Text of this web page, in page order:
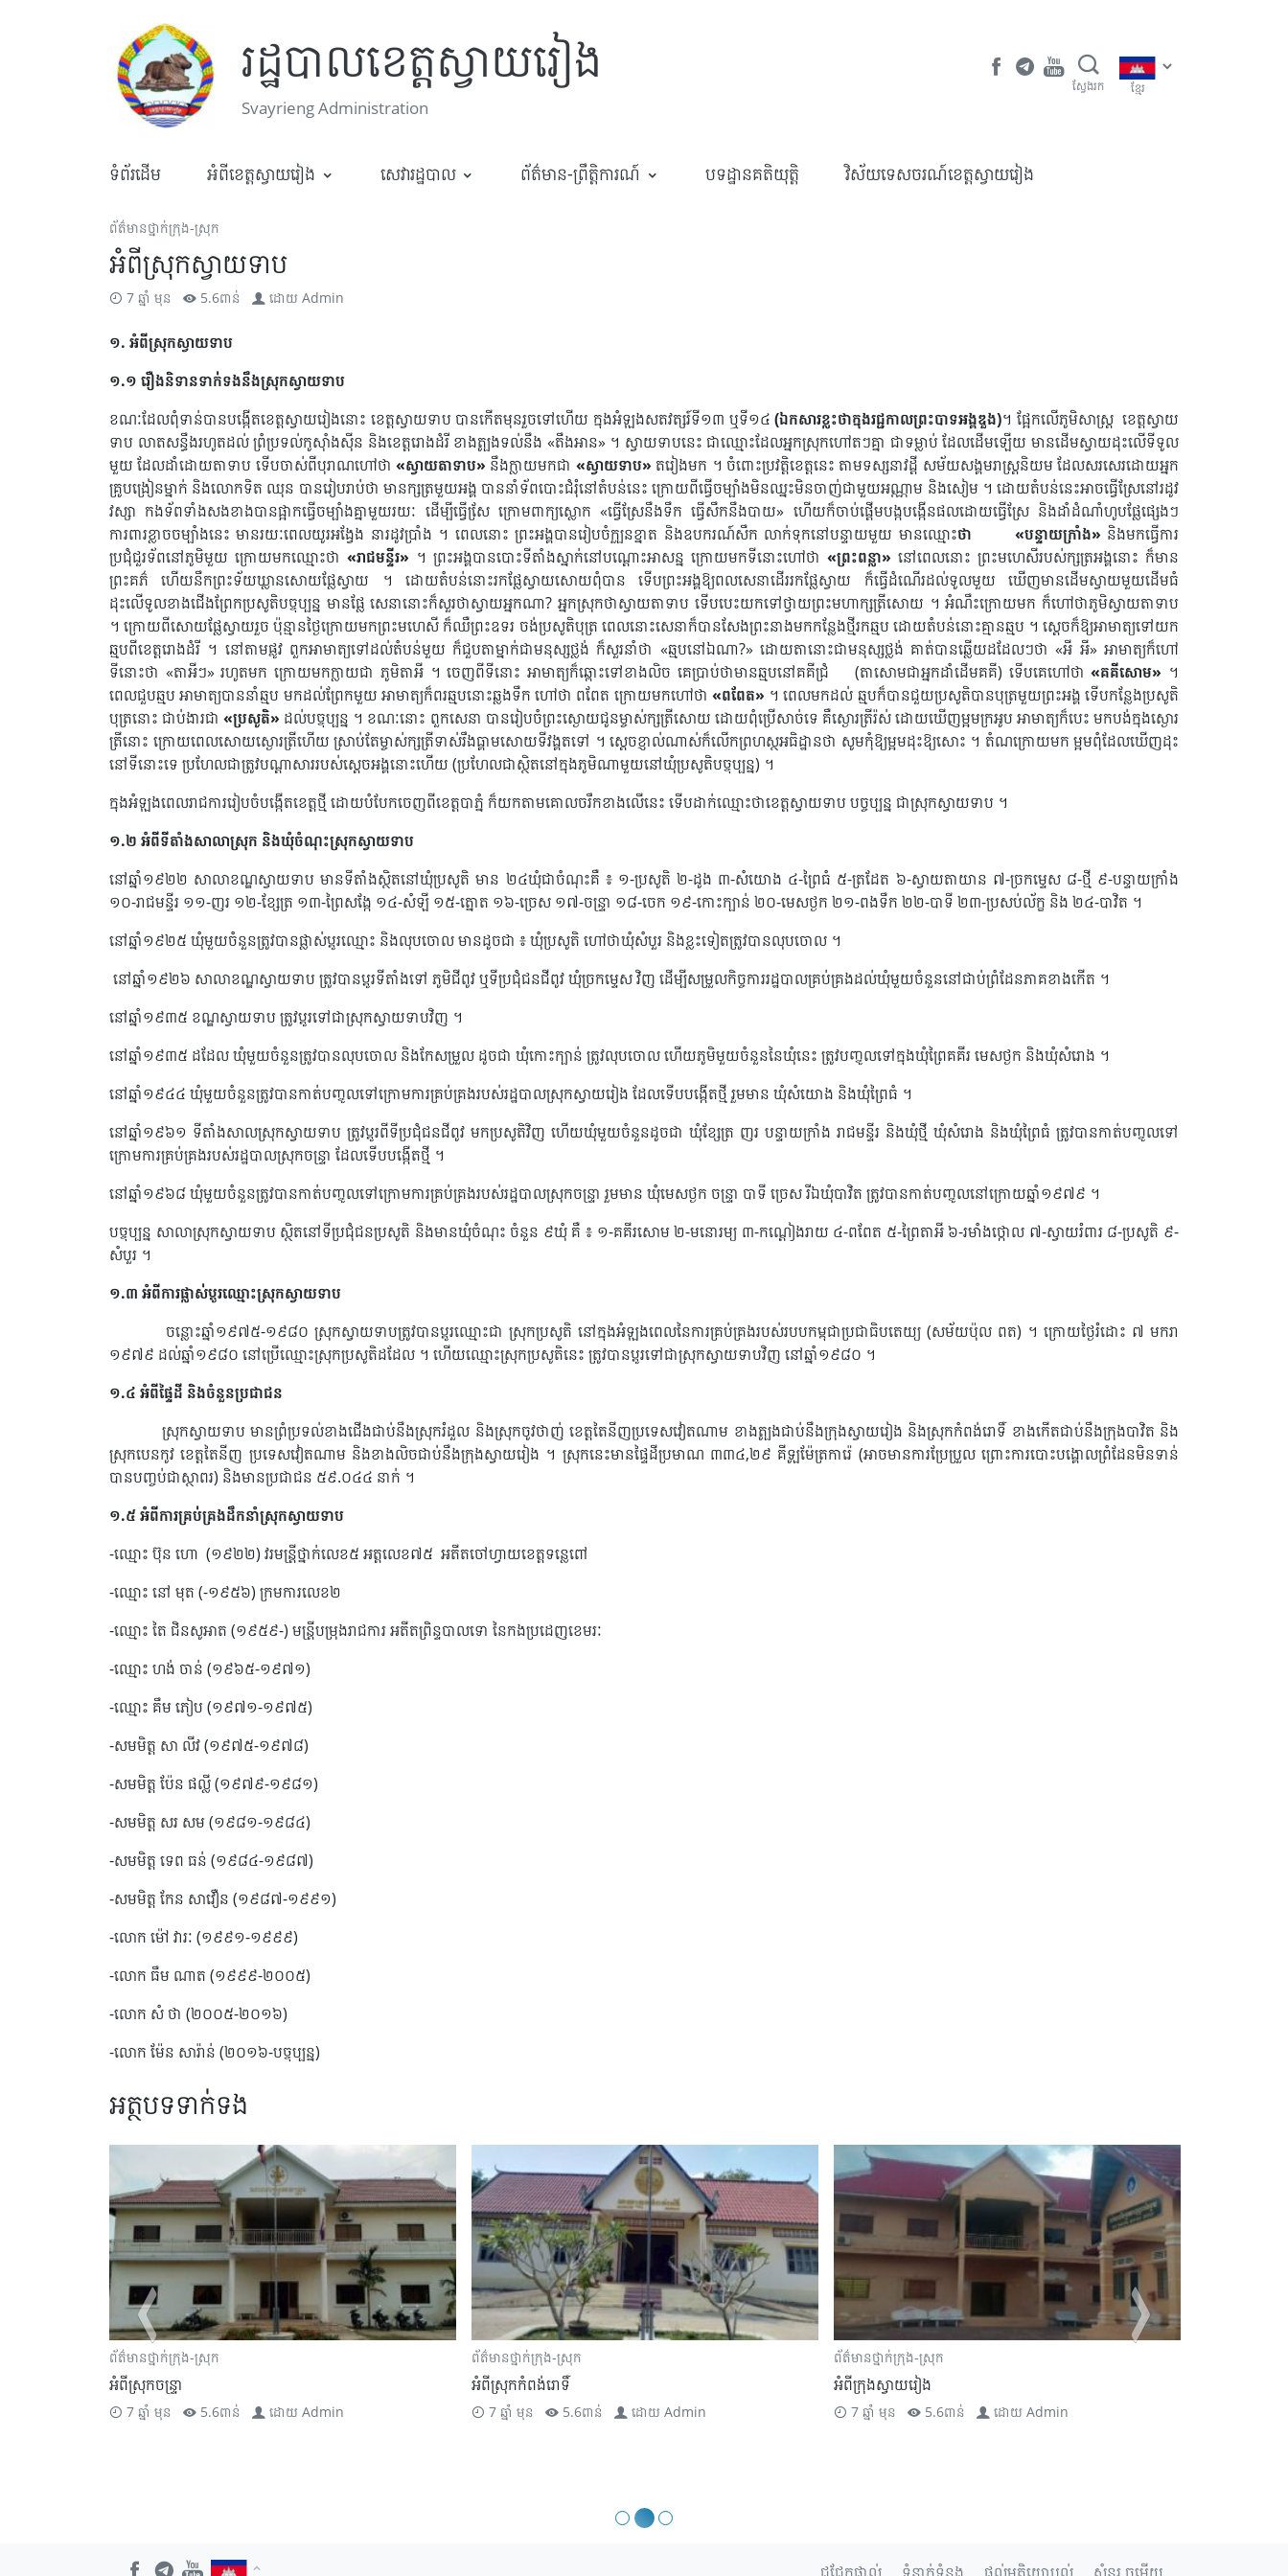
រដ្ឋបាលខេត្តស្វាយរៀង
Svayrieng Administration
ស្វែងរក ខ្មែរ
ទំព័រដើម អំពីខេត្តស្វាយរៀង សេវារដ្ឋបាល ព័ត៌មាន-ព្រឹត្តិការណ៍ បទដ្ឋានគតិយុត្តិ ​វិស័យទេសចរណ៍ខេត្តស្វាយរៀង
ព័ត៌មានថ្នាក់ក្រុង-ស្រុក
អំពីស្រុកស្វាយទាប
7 ឆ្នាំ មុន 5.6ពាន់ ដោយ Admin
១. អំពីស្រុកស្វាយទាប
១.១ រឿងនិទានទាក់ទងនឹងស្រុកស្វាយទាប
ខណៈដែលពុំទាន់បានបង្កើតខេត្ដស្វាយរៀងនោះ ខេត្ដស្វាយទាប បានកើតមុនរួចទៅហើយ ក្នុងអំឡុងសតវត្សរ៍ទី១៣ ឬទី១៤(ឯកសារខ្លះថាក្នុងរជ្ជកាលព្រះបាទអង្គឌួង)។ ផ្អែកលើភូមិសាស្រ្ដ ខេត្ដស្វាយ
ទាប លាតសន្ធឹងរហូតដល់ ព្រំប្រទល់កូស៊ាំងស៊ីន និងខេត្ដរោងដំរី ខាងត្បូងទល់នឹង «តឹងអាន» ។ ស្វាយទាបនេះ ជាឈ្មោះដែលអ្នកស្រុកហៅតៗគ្នា ជាទម្លាប់ ដែលដើមឡើយ មានដើមស្វាយដុះលើទីទូល
មួយ ដែលដាំដោយតាទាប ទើបចាស់ពីបុរាណហៅថា«ស្វាយតាទាប» នឹងក្លាយមកជា «ស្វាយទាប» តរៀងមក ។ ចំពោះប្រវត្ដិខេត្ដនេះ តាមទស្សនាវដ្ដី សម័យសង្គមរាស្រ្តនិយម ដែលសរសេរដោយអ្នក
គ្រូបង្រៀនម្នាក់ និងលោកទិត ឈុន បានរៀបរាប់ថា មានក្សត្រមួយអង្គ បាន​នាំទ័ពបោះជំរុំនៅតំបន់នេះ ក្រោយពីធ្វើចម្បាំងមិនឈ្នះមិនចាញ់ជាមួយអណ្ណាម និងសៀម ។ ដោយ​តំបន់នេះអាចធ្វើស្រែនៅរដូវ
វស្សា ​កងទ័ពទាំងសងខាងបានផ្អាកធ្វើចម្បាំងគ្នាមួយរយៈ ដើម្បីធ្វើសែ្រ ក្រោមពាក្យស្លោក «ធ្វើស្រែនឹងទឹក ធ្វើសឹកនឹងបាយ» ហើយក៏ចាប់ផ្ដើមបង្កបង្កើនផលដោយធ្វើស្រែ និងដាំដំណាំហូបផ្លែផ្សេងៗ
ការពារខ្លាចចម្បាំងនេះ មានរយៈពេលយូរអង្វែង នារដូវប្រាំង ។ ពេលនោះ ព្រះអង្គបានរៀបចំក្បួនខ្នាត និងឧបករណ៍សឹក លាក់ទុកនៅបន្ទាយមួយ មានឈ្មោះថា «បន្ទាយក្រាំង» និងមកធ្វើការ
ប្រជុំជួរទ័ពនៅភូមិមួយ ក្រោយមកឈ្មោះថា «រាជមន្ទីរ» ។ ព្រះអង្គបានបោះទីតាំងស្នាក់នៅបណ្ដោះអាសន្ន ក្រោយមកទីនោះហៅថា «ព្រះពន្លា» នៅពេលនោះ ព្រះមហេសីរបស់ក្សត្រអង្គនោះ ក៏មាន
ព្រះគភ៌ ហើយនឹកព្រះទ័យឃ្លានសោយផ្លែស្វាយ ។ ដោយតំបន់នោះរកផ្លែស្វាយសោយពុំបាន ទើបព្រះអង្គឱ្យពលសេនាដើររកផ្លែស្វាយ ក៏ធ្វើដំណើរដល់ទូលមួយ ឃើញមានដើមស្វាយមួយដើមធំ
ដុះលើទូលខាងជើងព្រែកប្រសូតិបច្ចុប្បន្ន មានផ្លែ សេនានោះក៏សួរថាស្វាយអ្នកណា? អ្នកស្រុកថា​ស្វាយតាទាប ទើបបេះយកទៅថ្វាយព្រះមហាក្សត្រីសោយ ។ អំណឹះក្រោយមក ក៏ហៅថាភូមិស្វាយ​តាទាប
។ ក្រោយពីសោយផ្លែស្វាយរួច ប៉ុន្មានថ្ងៃក្រោយមកព្រះមហេសី ក៏ឈឺព្រះឧទរ ចង់ប្រសូតិបុត្រ ពេលនោះសេនាក៏បានសែងព្រះនាងមកកន្លែងថ្មីរកឆ្មប ដោយតំបន់នោះគ្មានឆ្មប ។ ស្ដេចក៏ឱ្យអាមាត្យទៅយក
ឆ្មបពីខេត្តរោងដំរី ។ នៅតាមផ្លូវ ពួកអាមាត្យទៅដល់តំបន់មួយ ក៏ជួបតាម្នាក់ជាមនុស្សថ្លង់ ក៏សួរនាំថា «ឆ្មបនៅឯណា?» ដោយតានោះជាមនុស្សថ្លង់ គាត់បានឆ្លើយដដែលៗថា «អី អី» អាមាត្យក៏ហៅ
ទីនោះថា «តាអីៗ» រហូតមក ក្រោយមកក្លាយជា ភូមិតាអី ។ ចេញពីទីនោះ អាមាត្យក៏ឆ្ពោះទៅខាងលិច គេប្រាប់ថាមានឆ្មបនៅគគីជ្រំ (តាសោមជាអ្នកដាំដើមគគី) ទើបគេហៅថា«គគីសោម» ។
ពេលជួបឆ្មប អាមាត្យបាននាំឆ្មប មកដល់ព្រែកមួយ អាមាត្យក៏ពរឆ្មបនោះឆ្លងទឹក ហៅថា ពពែត ក្រោយមកហៅថា «ពពែត» ។ ពេលមកដល់ ឆ្មបក៏បានជួយប្រសូតិបានបុត្រមួយព្រះអង្គ ទើបកន្លែងប្រសូតិ
បុត្រនោះ ជាប់ងារជា«ប្រសូតិ» ដល់បច្ចុប្បន្ន ។ ខណៈនោះ ពួកសេនា បានរៀបចំព្រះស្ងោយជូនម្ចាស់ក្សត្រីសោយ ដោយពុំប្រើសាច់ទេ គឺស្ងោរត្រីរ៉ស់ ដោយឃើញម្អមក្រអូប អាមាត្យក៏បេះ មកបង់ក្នុងស្ងោរ
ត្រីនោះ ក្រោយពេលសោយស្ងោរត្រីហើយ ស្រាប់តែម្ចាស់ក្សត្រីទាស់រឹងធ្គាមសោយទីវង្គតទៅ ។ ស្ដេចខ្ញាល់ណាស់ក៏លើកព្រហស្ថអធិដ្ឋានថា សូមកុំឱ្យម្អមដុះឱ្យសោះ ។ តំណក្រោយមក ម្អមពុំដែលឃើញដុះ
នៅទីនោះទេ ប្រហែលជាត្រូវបណ្ដាសាររបស់ស្ដេចអង្គនោះហើយ (ប្រហែលជាស្ថិតនៅក្នុងភូមិណាមួយនៅឃុំប្រសូតិបច្ចុប្បន្ន) ។
ក្នុងអំឡុងពេលរាជការរៀបចំបង្កើតខេត្តថ្មី ដោយបំបែកចេញពីខេត្តបាភ្នំ ក៏យកតាមគោលចរឹក​ខាងលើនេះ ទើបដាក់ឈ្មោះថាខេត្តស្វាយទាប​ បច្ចប្បន្ន ជាស្រុកស្វាយទាប ។
១.២ អំពីទីតាំងសាលាស្រុក និងឃុំចំណុះស្រុកស្វាយទាប
នៅឆ្នាំ១៩២២ សាលាខណ្ឌស្វាយទាប​ មានទីតាំងស្ថិត​នៅឃុំប្រសូតិ មាន ២៤ឃុំជាចំណុះគឺ ៖ ១-ប្រសូតិ ២-ដូង ៣-សំយោង ៤-ព្រៃធំ ៥-ត្រដែត ៦-ស្វាយតាយាន ៧-ច្រកម្ទេស ៨-ថ្មី ៩-បន្ទាយក្រាំង
១០-រាជមន្ទីរ ១១-ញរ ១២-ខ្សែត្រ ១៣-ព្រៃសង្កែ ១៤-សំឡី ១៥-ត្នោត ១៦-ច្រេស ១៧-ចន្ទ្រា ១៨-ចេក ១៩-កោះក្បា​ន់ ២០-មេសថ្ងក ២១-ពងទឹក ២២-បាទី ២៣-ប្រសប់ល័ក្ខ និង ២៤-បាវិត ។
នៅឆ្នាំ១៩២៥ ឃុំមួយចំនួនត្រូវបានផ្លាស់ប្ដូរឈ្មោះ និងលុបចោល មានដូចជា ៖ ឃុំប្រសូតិ ហៅថាឃុំសំបួរ និងខ្លះទៀតត្រូវបានលុបចោល ។
នៅឆ្នាំ១៩២៦ សាលាខណ្ឌស្វាយទាប ត្រូវបានប្ដូរ​ទីតាំងទៅ ភូមិជីពូវ ឬទីប្រជុំជនជីពូវ ឃុំច្រកម្ទេស វិញ ដើម្បីសម្រួលកិច្ចការរដ្ឋបាលគ្រប់គ្រងដល់ឃុំមួយចំនួននៅជាប់ព្រំដែនភាគខាងកើត ។
នៅឆ្នាំ១៩៣៥ ខណ្ឌស្វាយទាប ត្រូវប្ដូរទៅជាស្រុកស្វាយទាបវិញ ។
នៅឆ្នាំ១៩៣៥ ដដែល ឃុំមួយចំនួនត្រូវបានលុបចោល និងកែសម្រួល ដូចជា ឃុំកោះក្បាន់ ត្រូវលុបចោល ហើយភូមិមួយចំនួននៃឃុំនេះ ត្រូវបញ្ចូលទៅក្នុងឃុំព្រៃគគីរ មេសថ្ងក និងឃុំសំរោង ។
នៅឆ្នាំ១៩៤៤ ឃុំមួយចំនួនត្រូវបានកាត់បញ្ចូលទៅក្រោមការគ្រប់គ្រងរបស់រដ្ឋបាលស្រុកស្វាយរៀង ដែលទើបបង្កើតថ្មី រួមមាន ឃុំសំយោង និងឃុំព្រៃធំ ។
នៅឆ្នាំ១៩៦១ ទីតាំងសាលស្រុកស្វាយទាប ត្រូវប្ដូរពីទីប្រជុំជនជីពូវ មកប្រសូតិវិញ ហើយឃុំមួយចំនួន​ដូចជា ឃុំខ្សែត្រ ញរ បន្ទាយក្រាំង រាជមន្ទីរ និងឃុំថ្មី ឃុំសំរោង និងឃុំព្រៃធំ ត្រូវបានកាត់បញ្ចូលទៅ
ក្រោមការគ្រប់គ្រងរបស់រដ្ឋបាលស្រុកចន្ទ្រា ដែលទើបបង្កើតថ្មី ។
នៅឆ្នាំ១៩៦៨ ឃុំមួយចំនួនត្រូវបានកាត់បញ្ចូលទៅក្រោមការគ្រប់គ្រងរបស់រដ្ឋបាលស្រុកចន្ទ្រា រួមមាន ឃុំមេសថ្ងក ចន្ទ្រា បាទី ច្រេស​ រីឯឃុំបាវិត ​ត្រូវបានកាត់បញ្ចូលនៅក្រោយឆ្នាំ១៩៧៩ ។
បច្ចុប្បន្ន សាលាស្រុកស្វាយទាប ស្ថិតនៅទីប្រជុំជនប្រសូតិ និងមានឃុំចំណុះ ចំនួន ៩ឃុំ គឺ ៖ ១-គគីរសោម ២-មនោរម្យ ៣-កណ្ដៀងរាយ ៤-ពពែត ៥-ព្រៃតាអី ៦-រមាំងថ្កោល ៧-ស្វាយរំពារ ៨-ប្រសូតិ ៩-
សំបួរ ។
១.៣ អំពីការផ្លាស់ប្ដូរឈ្មោះស្រុកស្វាយទាប
ចន្លោះឆ្នាំ១៩៧៥-១៩៨០ ស្រុកស្វាយទាបត្រូវបានប្ដូរឈ្មោះជា ស្រុកប្រសូតិ នៅក្នុងអំឡុងពេលនៃការគ្រប់គ្រងរបស់របបកម្ពុជាប្រជាធិបតេយ្យ (សម័យប៉ុល ពត) ។ ក្រោយថ្ងៃ​រំដោះ ៧ មករា
១៩៧៩ ដល់ឆ្នាំ១៩៨០ នៅប្រើឈ្មោះស្រុកប្រសូតិដដែល ។ ហើយឈ្មោះស្រុកប្រសូតិនេះ ត្រូវបានប្ដូរទៅជាស្រុកស្វាយទាបវិញ នៅឆ្នាំ១៩៨០ ។
១.៤ អំពីផ្ទៃដី និងចំនួនប្រជាជន
ស្រុកស្វាយទាប មានព្រំប្រទល់ខាងជើងជាប់នឹងស្រុករំដួល និងស្រុកចូវថាញ់ ខេត្តតៃនីញ​ប្រទេសវៀតណាម ខាងត្បូងជាប់នឹងក្រុងស្វាយរៀង និងស្រុកកំពង់រោទិ៍ ខាងកើតជាប់នឹងក្រុងបាវិត និង
ស្រុកបេនកូវ ខេត្តតៃនីញ​ ប្រទេសវៀតណាម និងខាងលិចជាប់នឹងក្រុងស្វាយ​រៀង ។ ស្រុកនេះមានផ្ទៃដី​ប្រមាណ ៣៣៤,២៩ គីឡូម៉ែត្រការ៉េ (អាចមានការប្រែប្រួល ព្រោះការបោះបង្គោលព្រំដែនមិនទាន់
បានបញ្ចប់ជាស្ថាពរ) និងមានប្រជាជន ៥៩.០៤៤ នាក់ ។
១.៥ អំពីការគ្រប់គ្រងដឹកនាំស្រុកស្វាយទាប
-ឈ្មោះ ប៊ុន ហោ (១៩២២) វរមន្រ្ដីថ្នាក់លេខ៥ អត្តលេខ​៧៥ អតីតចៅហ្វាយខេត្ដទន្លេពៅ
-ឈ្មោះ នៅ មុត (-១៩៥៦) ក្រមការលេខ២
-ឈ្មោះ តៃ ជិនសូអាត (១៩៥៩-) មន្ត្រីបម្រុងរាជការ អតីតព្រិន្ទបាលទោ នៃកងប្រដេញខេមរៈ
-ឈ្មោះ ហង់ ចាន់ (១៩៦៥-១៩៧១)
-ឈ្មោះ គឹម ភៀប (១៩៧១-១៩៧៥)
-សមមិត្ដ សា លីវ (១៩៧៥-១៩៧៨)
-សមមិត្ដ ប៉ែន ផល្លី (១៩៧៩-១៩៨១)
-សមមិត្ដ សរ សម (១៩៨១-១៩៨៤)
-សមមិត្ដ ទេព ធន់ (១៩៨៤-១៩៨៧)
-សមមិត្ដ កែន សាវឿន (១៩៨៧-១៩៩១)
-លោក ម៉ៅ វារៈ (១៩៩១-១៩៩៩)
-លោក ធឹម ណាត (១៩៩៩-២០០៥)
-លោក សំ ថា (២០០៥-២០១៦)
-លោក ម៉ែន សារ៉ាន់ (២០១៦-បច្ចុប្បន្ន)
អត្ថបទទាក់ទង
ព័ត៌មានថ្នាក់ក្រុង-ស្រុក
អំពីស្រុកចន្ទ្រា
7 ឆ្នាំ មុន 5.6ពាន់ ដោយ Admin
ព័ត៌មានថ្នាក់ក្រុង-ស្រុក
អំពីស្រុកកំពង់រោទិ៍
7 ឆ្នាំ មុន 5.6ពាន់ ដោយ Admin
ព័ត៌មានថ្នាក់ក្រុង-ស្រុក
អំពីក្រុងស្វាយរៀង
7 ឆ្នាំ មុន 5.6ពាន់ ដោយ Admin